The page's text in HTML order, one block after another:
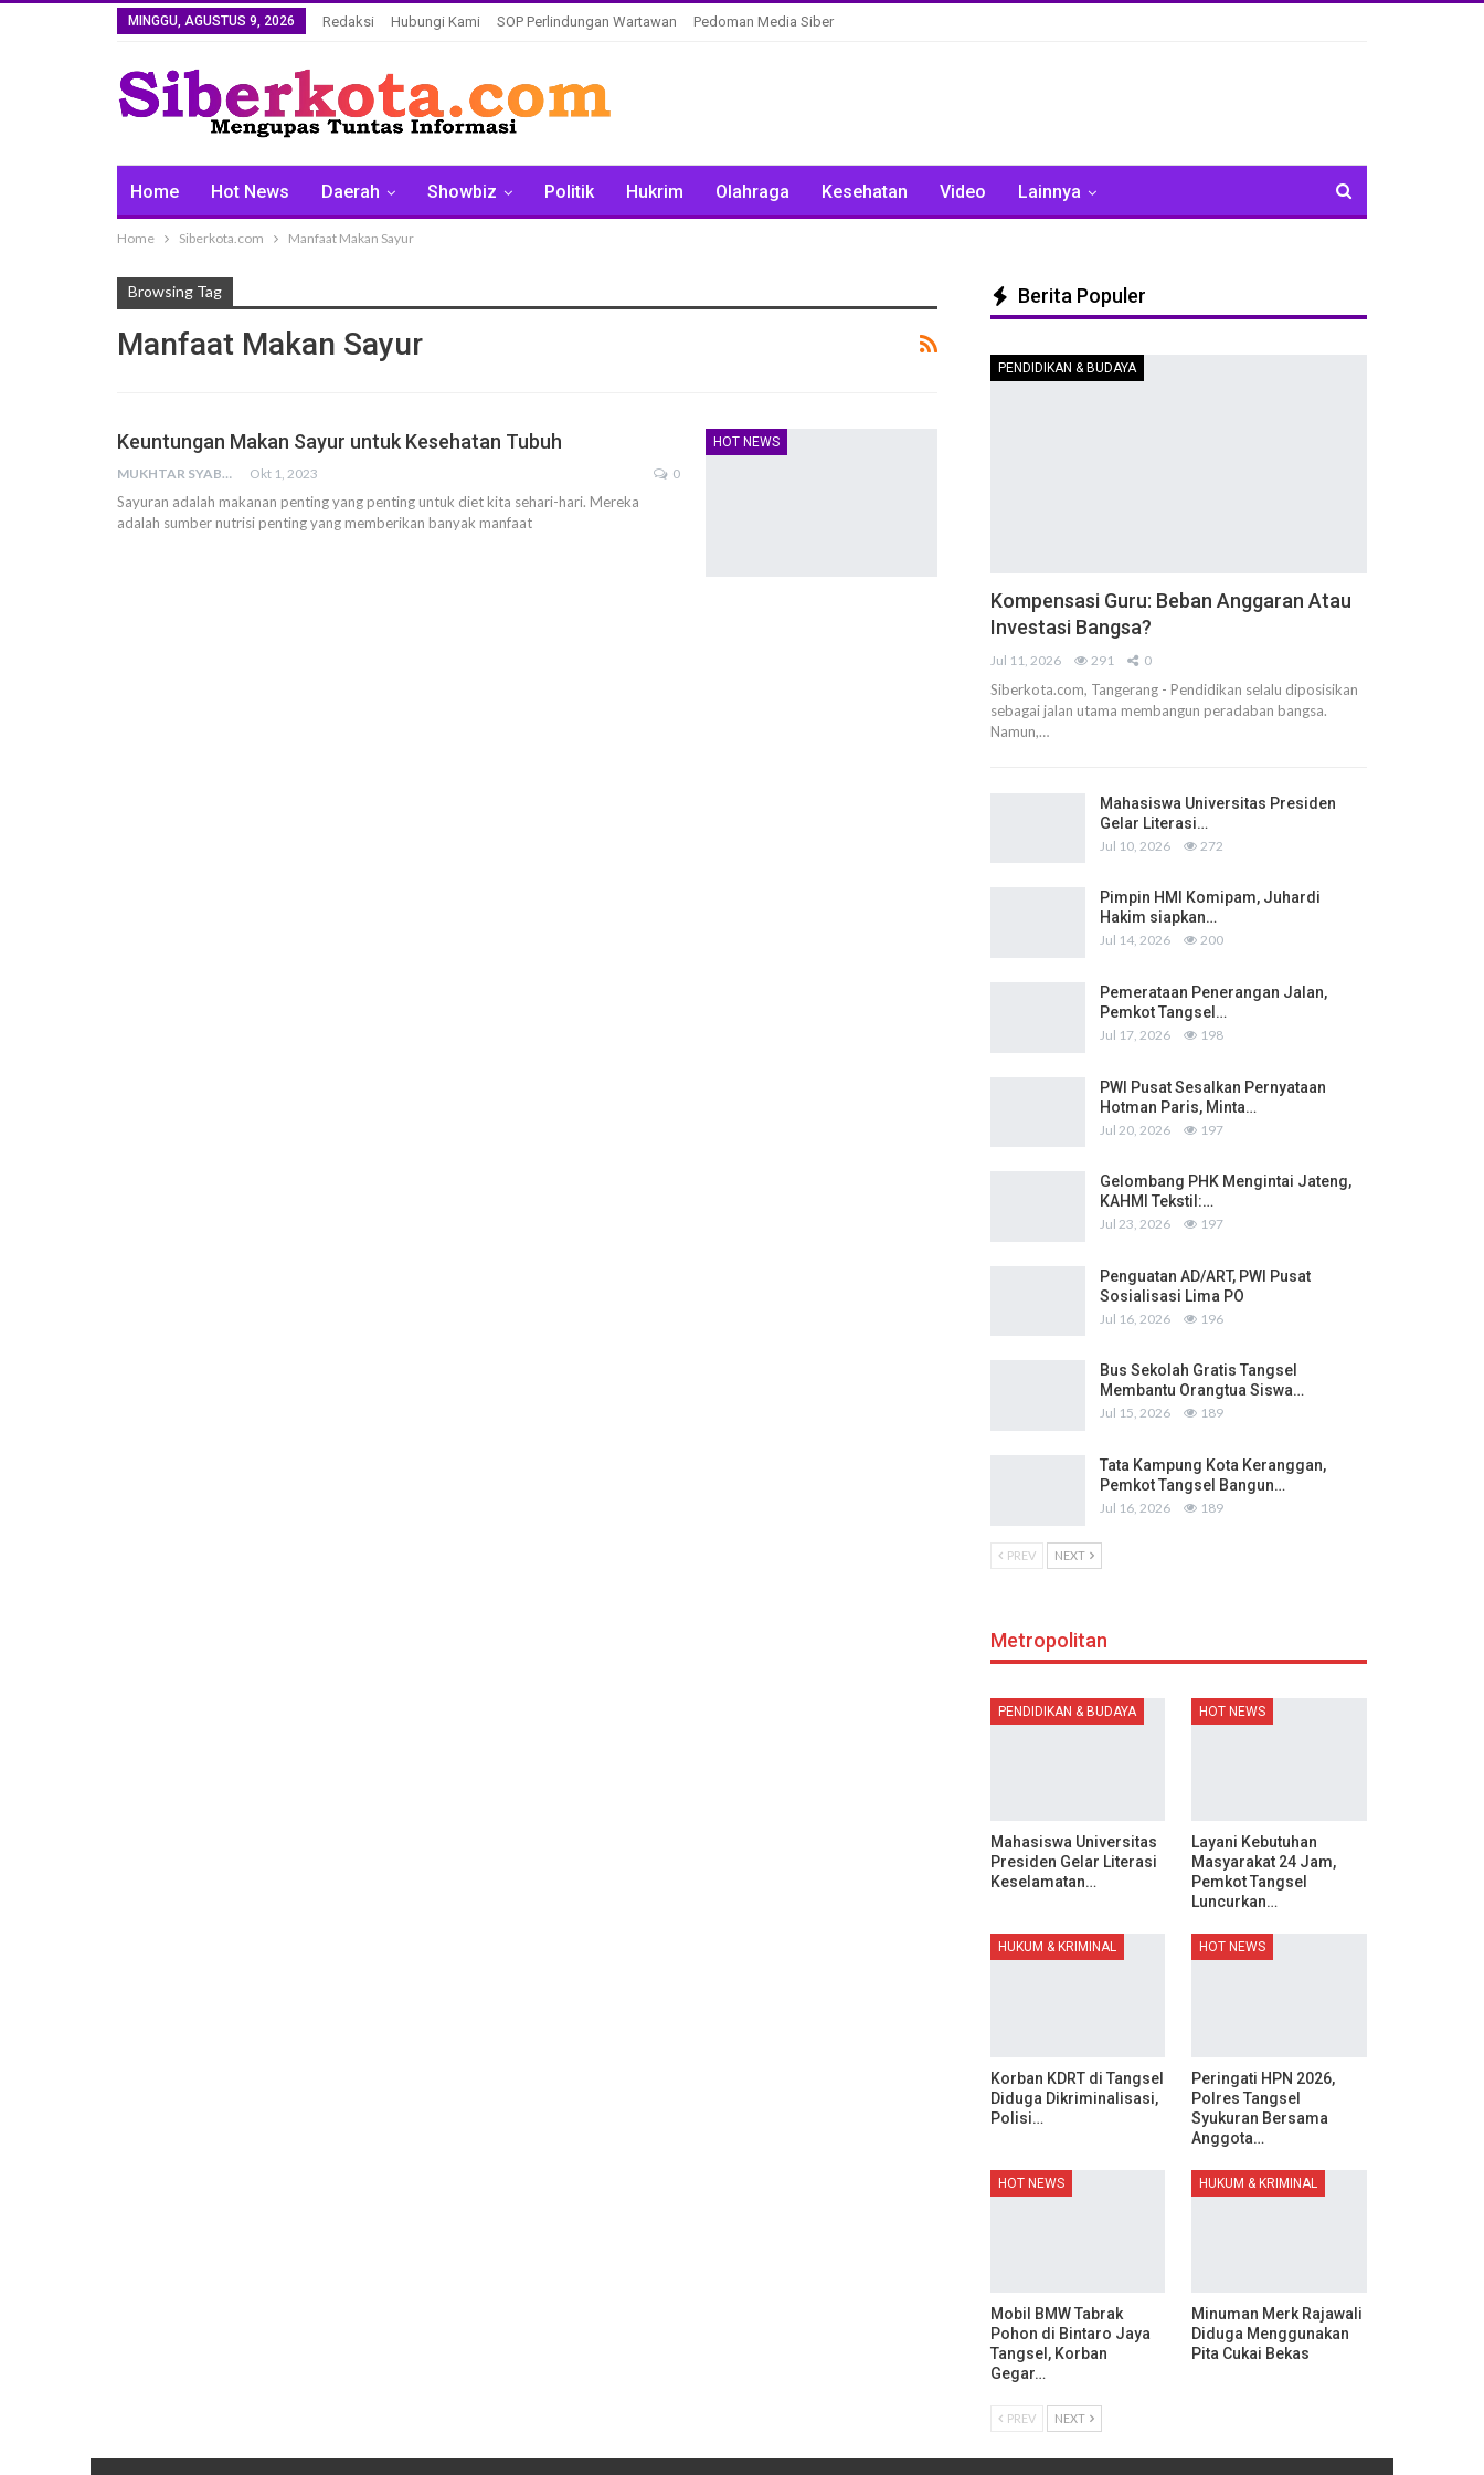
MINGGU, AGUSTUS 9, 2026 Redaksi Hubungi Kami SOP Perlindungan Wartawan Pedoman Media Siber
Home Hot News Daerah Showbiz Politik Hukrim Olahraga Kesehatan Video Lainnya
Home Siberkota.com Manfaat Makan Sayur
Browsing Tag
Manfaat Makan Sayur
HOT NEWS
Keuntungan Makan Sayur untuk Kesehatan Tubuh
MUKHTAR SYABANI AMIEN Okt 1, 2023 0
Sayuran adalah makanan penting yang penting untuk diet kita sehari-hari. Mereka
adalah sumber nutrisi penting yang memberikan banyak manfaat
Berita Populer
PENDIDIKAN & BUDAYA
Kompensasi Guru: Beban Anggaran Atau
Investasi Bangsa?
Jul 11, 2026 291 0
Siberkota.com, Tangerang - Pendidikan selalu diposisikan
sebagai jalan utama membangun peradaban bangsa.
Namun,…
Mahasiswa Universitas Presiden
Gelar Literasi…
Jul 10, 2026 272
Pimpin HMI Komipam, Juhardi
Hakim siapkan…
Jul 14, 2026 200
Pemerataan Penerangan Jalan,
Pemkot Tangsel…
Jul 17, 2026 198
PWI Pusat Sesalkan Pernyataan
Hotman Paris, Minta…
Jul 20, 2026 197
Gelombang PHK Mengintai Jateng,
KAHMI Tekstil:…
Jul 23, 2026 197
Penguatan AD/ART, PWI Pusat
Sosialisasi Lima PO
Jul 16, 2026 196
Bus Sekolah Gratis Tangsel
Membantu Orangtua Siswa…
Jul 15, 2026 189
Tata Kampung Kota Keranggan,
Pemkot Tangsel Bangun…
Jul 16, 2026 189
PREV NEXT
Metropolitan
PENDIDIKAN & BUDAYA
Mahasiswa Universitas
Presiden Gelar Literasi
Keselamatan…
HOT NEWS
Layani Kebutuhan
Masyarakat 24 Jam,
Pemkot Tangsel
Luncurkan…
HUKUM & KRIMINAL
Korban KDRT di Tangsel
Diduga Dikriminalisasi,
Polisi…
HOT NEWS
Peringati HPN 2026,
Polres Tangsel
Syukuran Bersama
Anggota…
HOT NEWS
Mobil BMW Tabrak
Pohon di Bintaro Jaya
Tangsel, Korban
Gegar…
HUKUM & KRIMINAL
Minuman Merk Rajawali
Diduga Menggunakan
Pita Cukai Bekas
PREV NEXT